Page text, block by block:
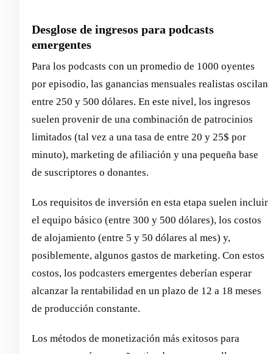
Desglose de ingresos para podcasts
emergentes
Para los podcasts con un promedio de 1000 oyentes
por episodio, las ganancias mensuales realistas oscilan
entre 250 y 500 dólares. En este nivel, los ingresos
suelen provenir de una combinación de patrocinios
limitados (tal vez a una tasa de entre 20 y 25$ por
minuto), marketing de afiliación y una pequeña base
de suscriptores o donantes.
Los requisitos de inversión en esta etapa suelen incluir
el equipo básico (entre 300 y 500 dólares), los costos
de alojamiento (entre 5 y 50 dólares al mes) y,
posiblemente, algunos gastos de marketing. Con estos
costos, los podcasters emergentes deberían esperar
alcanzar la rentabilidad en un plazo de 12 a 18 meses
de producción constante.
Los métodos de monetización más exitosos para